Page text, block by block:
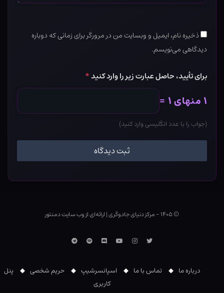
ذخیره نام، ایمیل و وبسایت من در مرورگر برای زمانی که دوباره
دیدگاهی می‌نویسم.
برای تأیید، حاصل عبارت زیر را وارد کنید*
۱ منهای ۱ =
(جواب را با عدد انگلیسی وارد کنید)
© ۱۴۰۵ - مرکز دنیای جادوگری |ارائه‌ای از وب ‌سایت دمنتور
توییتراینستاگرام
یوتوبDiscordاسپاتیفایتلگرام
درباره ما تماس با ما اسپانسرشیپ حریم شخصی
پنل
کاربری